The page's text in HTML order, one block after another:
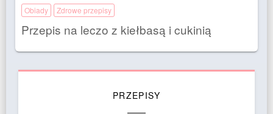
Obiady Zdrowe przepisy
Przepis na leczo z kiełbasą i cukinią
PRZEPISY